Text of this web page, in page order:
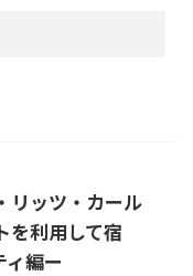
リッツ・カール
を利用して宿
ィ編ー